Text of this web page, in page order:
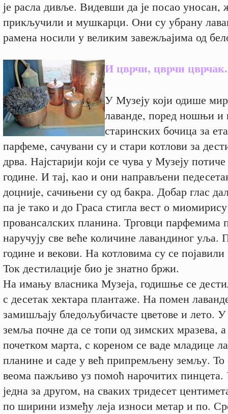
је расла дивље. Видевши да је посао уносан,
прикључили и мушкарци. Они су убрану
рамена носили у великим завежљајима од
И цврчи, цврчи
У Музеју који одише
лаванде, поред ношњи и
старинских бочица за
парфеме, сачувани су и стари котлови за
дрва. Најстарији који се чува у Музеју
године. И тај, као и они направљени
доцније, сачињени су од бакра. Добар глас
па је тако и до Граса стигла вест о
провансалских планина. Трговци парфемима
наручују све веће количине лавандиног уља.
године и векови. На котловима су се
Ток дестилације био је знатно бржи.
На имању власника Музеја, годишње се
с десетак хектара плантаже. На помен
замишљају бледољубичасте цветове и лето.
земља почне да се топи од зимских мразева, а
почетком марта, с кореном се ваде младице
планине и саде у већ припремљену земљу. То
веома пажљиво уз помоћ нарочитих
једна за другом, на сваких тридесет
по ширини између леја износи метар и по.